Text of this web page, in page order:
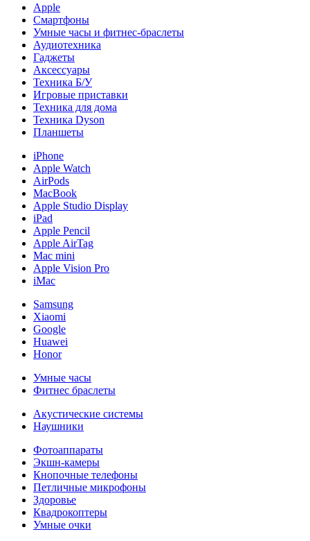
Apple
Смартфоны
Умные часы и фитнес-браслеты
Аудиотехника
Гаджеты
Аксессуары
Техника Б/У
Игровые приставки
Техника для дома
Техника Dyson
Планшеты
iPhone
Apple Watch
AirPods
MacBook
Apple Studio Display
iPad
Apple Pencil
Apple AirTag
Mac mini
Apple Vision Pro
iMac
Samsung
Xiaomi
Google
Huawei
Honor
Умные часы
Фитнес браслеты
Акустические системы
Наушники
Фотоаппараты
Экшн-камеры
Кнопочные телефоны
Петличные микрофоны
Здоровье
Квадрокоптеры
Умные очки